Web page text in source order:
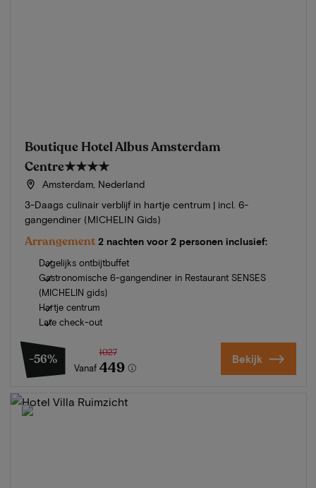
Boutique Hotel Albus Amsterdam
Centre★★★★
Amsterdam, Nederland
3-Daags culinair verblijf in hartje centrum | incl. 6-
gangendiner (MICHELIN Gids)
Arrangement 2 nachten voor 2 personen inclusief:
Dagelijks ontbijtbuffet
Gastronomische 6-gangendiner in Restaurant SENSES
(MICHELIN gids)
Hartje centrum
Late check-out
-56%
Vanaf
1027
449 Bekijk